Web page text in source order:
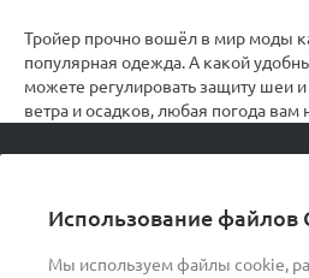
Использование файлов
Мы используем файлы cookie,
Тройер прочно вошёл в мир моды
популярная одежда. А какой
можете регулировать защиту шеи
ветра и осадков, любая погода вам